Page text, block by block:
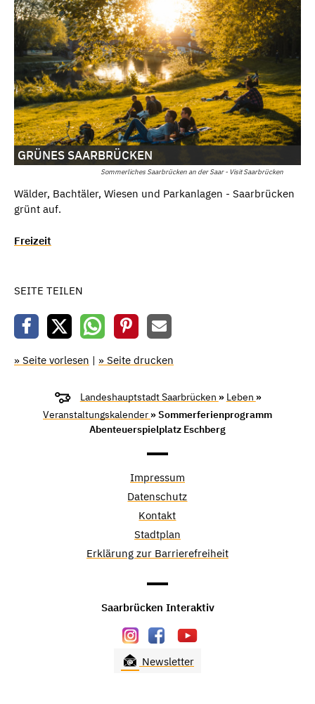
Sommerliches Saarbrücken an der Saar - Visit Saarbrücken
GRÜNES SAARBRÜCKEN
Wälder, Bachtäler, Wiesen und Parkanlagen - Saarbrücken
grünt auf.
Freizeit
SEITE TEILEN
» Seite vorlesen | » Seite drucken
Landeshauptstadt Saarbrücken » Leben »
Veranstaltungskalender » Sommerferienprogramm
Abenteuerspielplatz Eschberg
Impressum
Datenschutz
Kontakt
Stadtplan
Erklärung zur Barrierefreiheit
Saarbrücken Interaktiv
Newsletter